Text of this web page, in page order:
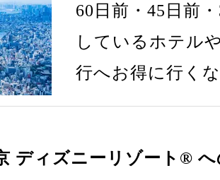
60日前・45日前
しているホテル
行へお得に行く
ディズニーリゾート® へ